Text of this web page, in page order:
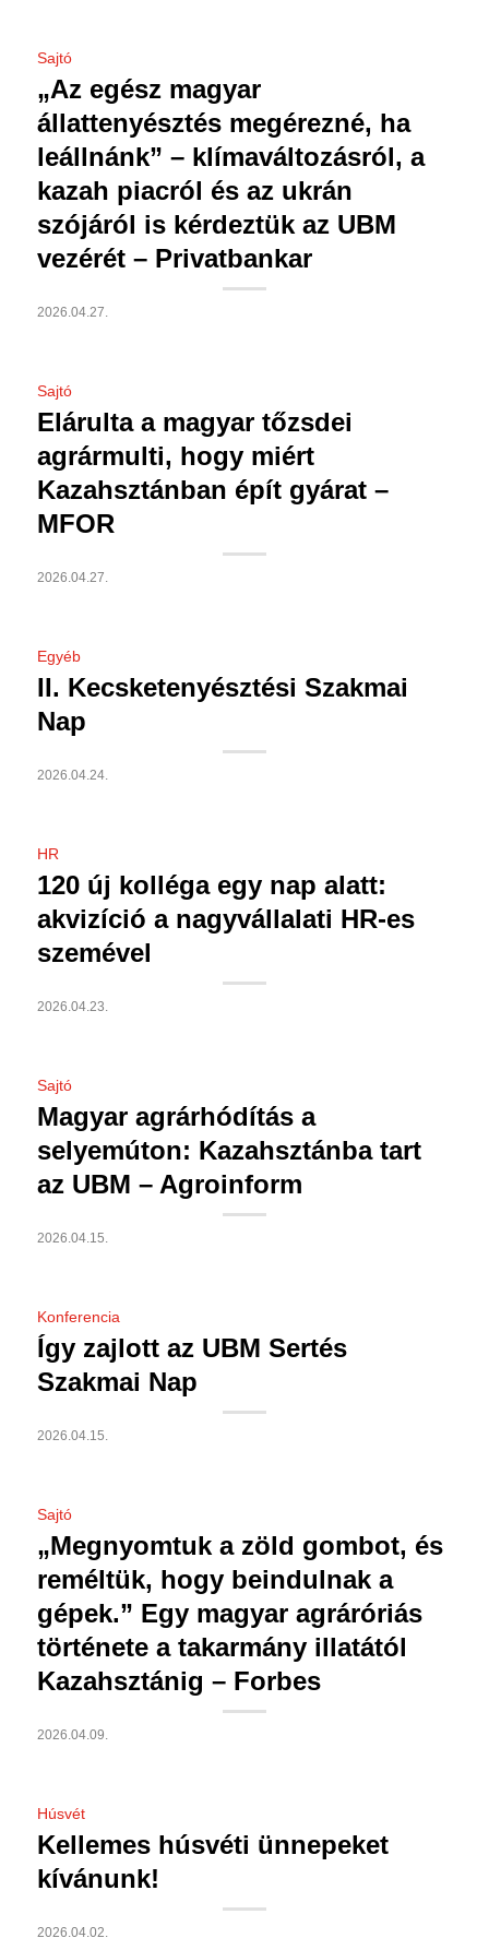
Sajtó
„Az egész magyar
állattenyésztés megérezné, ha
leállnánk” – klímaváltozásról, a
kazah piacról és az ukrán
szójáról is kérdeztük az UBM
vezérét – Privatbankar
2026.04.27.
Sajtó
Elárulta a magyar tőzsdei
agrármulti, hogy miért
Kazahsztánban épít gyárat –
MFOR
2026.04.27.
Egyéb
II. Kecsketenyésztési Szakmai
Nap
2026.04.24.
HR
120 új kolléga egy nap alatt:
akvizíció a nagyvállalati HR-es
szemével
2026.04.23.
Sajtó
Magyar agrárhódítás a
selyemúton: Kazahsztánba tart
az UBM – Agroinform
2026.04.15.
Konferencia
Így zajlott az UBM Sertés
Szakmai Nap
2026.04.15.
Sajtó
„Megnyomtuk a zöld gombot, és
reméltük, hogy beindulnak a
gépek.” Egy magyar agráróriás
története a takarmány illatától
Kazahsztánig – Forbes
2026.04.09.
Húsvét
Kellemes húsvéti ünnepeket
kívánunk!
2026.04.02.